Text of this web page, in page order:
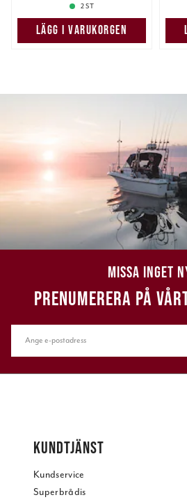
2 ST
LÄGG I VARUKORGEN
MISSA INGET
PRENUMERERA PÅ
KUNDTJÄNST
Kundservice
Superbrådis